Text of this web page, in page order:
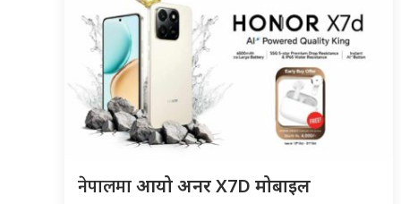
नेपालमाआयो अनर X7D मोबाइल